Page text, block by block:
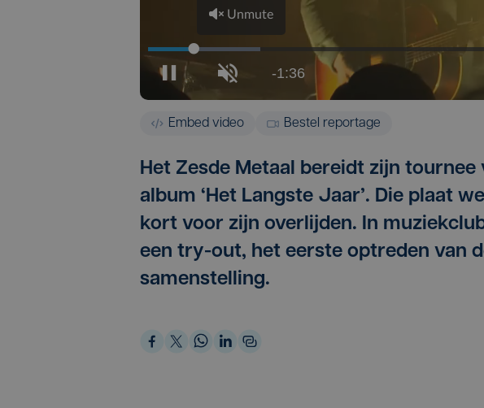
Embed video Bestel reportage
Het Zesde Metaal bereidt zijn
album ‘Het Langste Jaar’. Die plaat
kort voor zijn overlijden. In
een try-out, het eerste optreden van
samenstelling.